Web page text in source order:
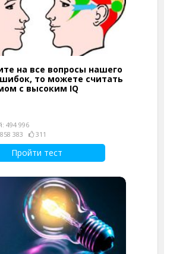
на все вопросы нашего
то можете считать
с высоким IQ
494 996
383
311
Пройти тест